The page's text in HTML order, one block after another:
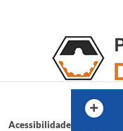
Acessibilidade